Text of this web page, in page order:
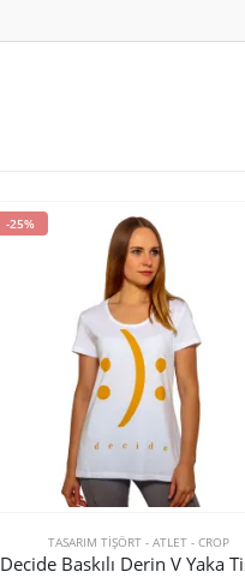
-25%
TASARIM TIŞÖRT - ATLET - CROP
Decide Baskılı Derin V Yaka